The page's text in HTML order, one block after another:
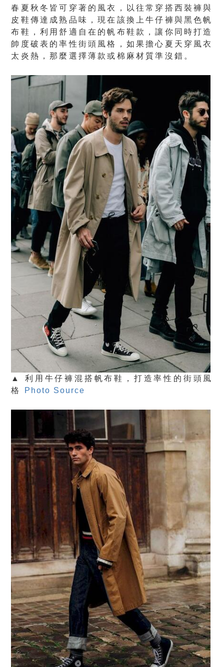
春夏秋冬皆可穿著的風衣，以往常穿搭西裝褲與
皮鞋傳達成熟品味，現在該換上牛仔褲與黑色帆
布鞋，利用舒適自在的帆布鞋款，讓你同時打造
帥度破表的率性街頭風格，如果擔心夏天穿風衣
太炎熱，那麼選擇薄款或棉麻材質準沒錯。
▲ 利用牛仔褲混搭帆布鞋，打造率性的街頭風
格
Photo Source